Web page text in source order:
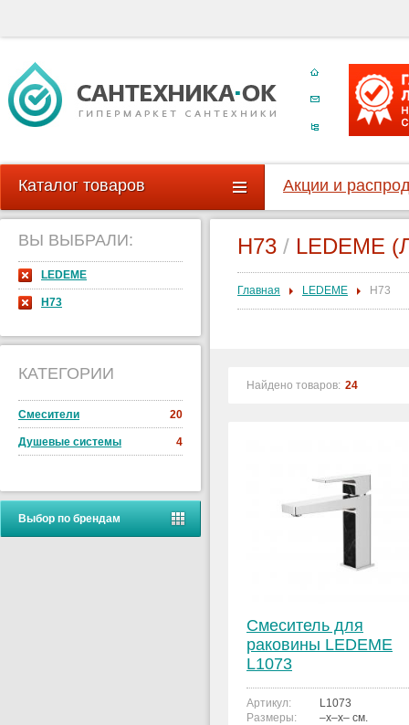
Каталог товаров Акции и
ВЫ ВЫБРАЛИ:
LEDEME
H73
КАТЕГОРИИ
20
Смесители
4
Душевые системы
Выбор по брендам
H73 / LEDEME
Главная LEDEME H73
Найдено товаров: 24
Смеситель для
раковины LEDEME
L1073
Артикул:
L1073
Размеры:
–x–x– см.